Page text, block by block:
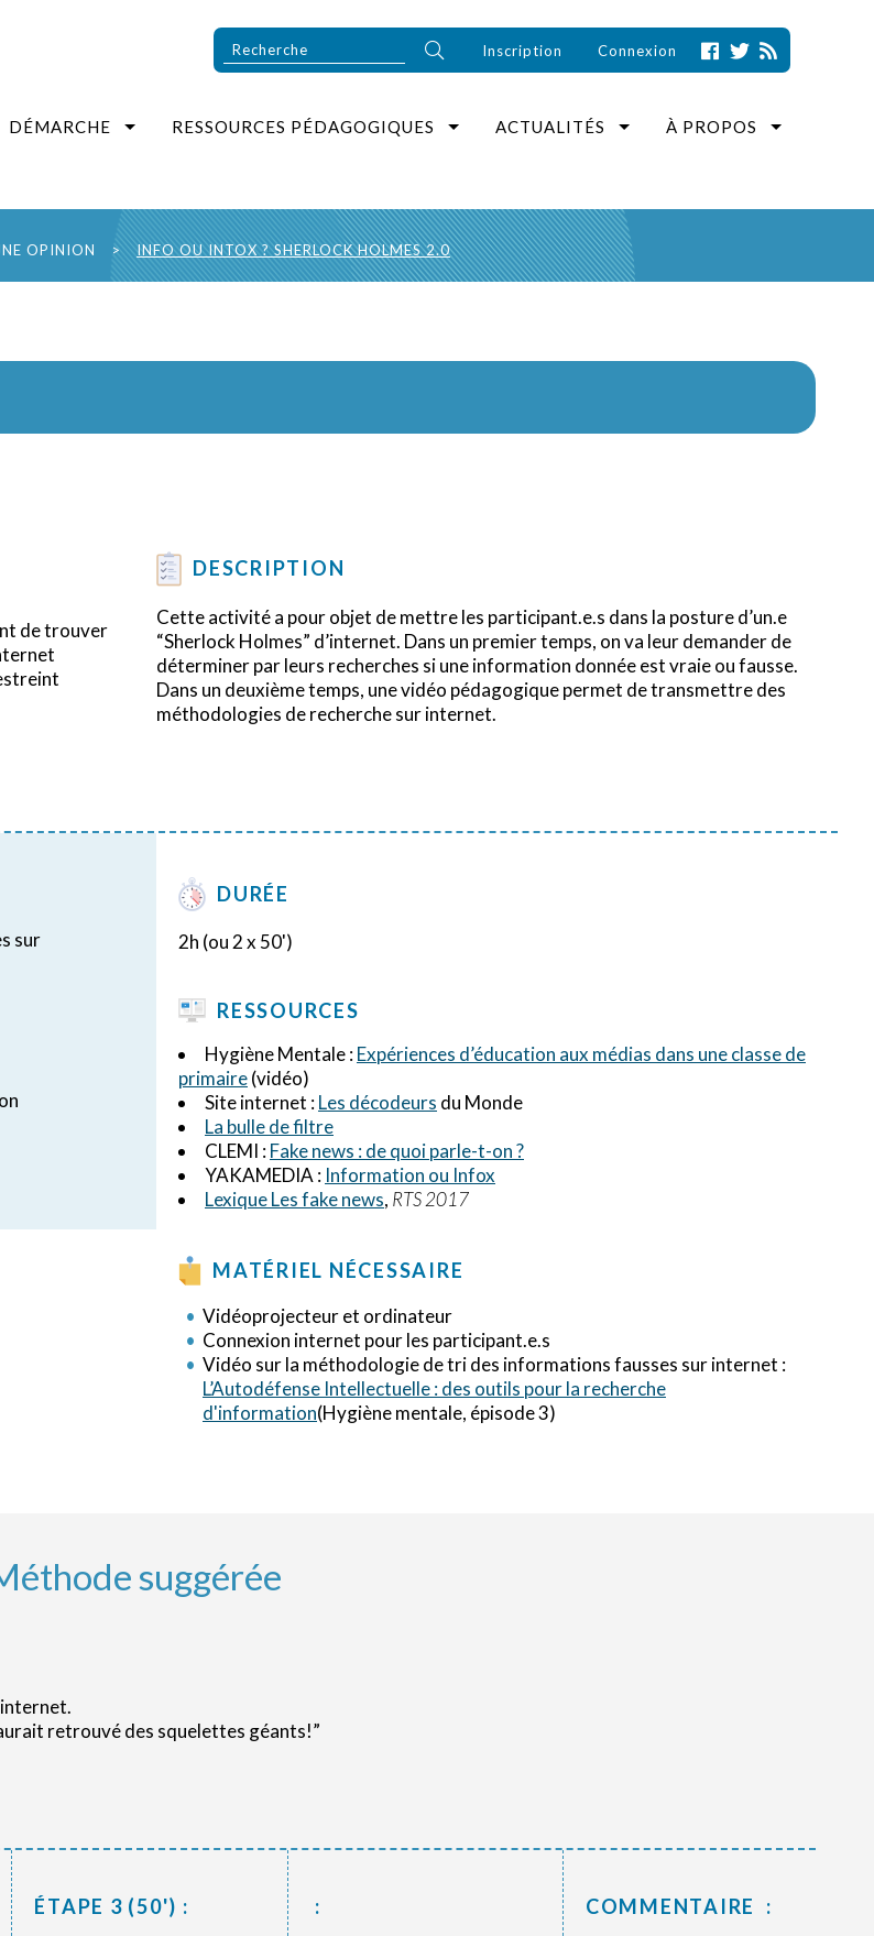
Inscription Connexion
DÉMARCHE RESSOURCES PÉDAGOGIQUES ACTUALITÉS À PROPOS
OPINION > INFO OU INTOX ? SHERLOCK HOLMES 2.0
de trouver
DESCRIPTION
Cette activité a pour objet de mettre les participant.e.s dans la posture d’un.e
“Sherlock Holmes” d’internet. Dans un premier temps, on va leur demander de
déterminer par leurs recherches si une information donnée est vraie ou fausse.
Dans un deuxième temps, une vidéo pédagogique permet de transmettre des
méthodologies de recherche sur internet.
sur
DURÉE
2h (ou 2 x 50')
RESSOURCES
Hygiène Mentale :Expériences d’éducation aux médias dans une classe de
primaire(vidéo)
Site internet :Les décodeurs du Monde
La bulle de filtre
CLEMI :Fake news : de quoi parle-t-on ?
YAKAMEDIA : Information ou Infox
Lexique Les fake news, RTS 2017
MATÉRIEL NÉCESSAIRE
Vidéoprojecteur et ordinateur
Connexion internet pour les participant.e.s
Vidéo sur la méthodologie de tri des informations fausses sur internet :
L’Autodéfense Intellectuelle : des outils pour la recherche
d'information(Hygiène mentale, épisode 3)
suggérée
retrouvé des squelettes géants!”
ÉTAPE 3 (50') : : COMMENTAIRE :